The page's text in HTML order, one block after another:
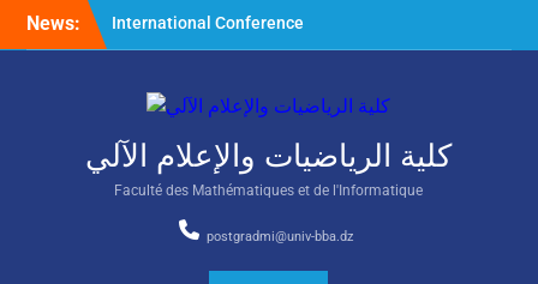
SkipNews:
International Conference
on Nonlinear Mathematical
كلية الرياضيات والإعلام الآلي
Faculté des Mathématiques et de l'Informatique
postgradmi@univ-bba.dz